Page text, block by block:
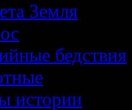
Земля
бедствия
истории